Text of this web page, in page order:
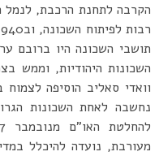
הקרבה לתחנת הרכבת, לנמל
רבות לפיתוח השכונה, וב1940 כבר חיו בשכונה כ10,000 תושבים.
תושבי השכונה היו ברובם
השכונות היהודיות, וממש
וואדי סאליב הוסיפה
נחשבה לאחת השכונות
מעורבת, נועדה להיכלל